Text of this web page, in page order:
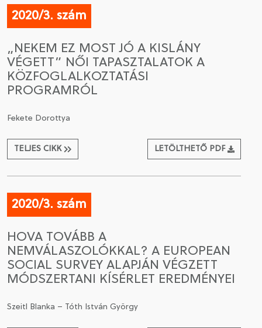
2020/3. szám
„NEKEM EZ MOST JÓ A KISLÁNY
VÉGETT” NŐI TAPASZTALATOK A
KÖZFOGLALKOZTATÁSI
PROGRAMRÓL
Fekete Dorottya
TELJES CIKK LETÖLTHETŐ PDF
2020/3. szám
HOVA TOVÁBB A
NEMVÁLASZOLÓKKAL? A EUROPEAN
SOCIAL SURVEY ALAPJÁN VÉGZETT
MÓDSZERTANI KÍSÉRLET EREDMÉNYEI
Szeitl Blanka – Tóth István György